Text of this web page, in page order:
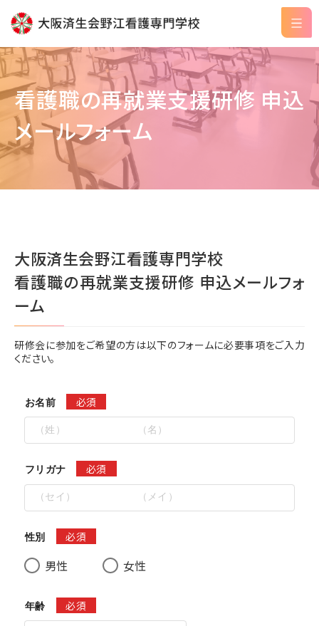
看護職の再就業支援研修 申込
メールフォーム
大阪済生会野江看護専門学校
看護職の再就業支援研修 申込メールフォ
ーム
研修会に参加をご希望の方は以下のフォームに必要事項をご入力
ください。
お名前 必須
フリガナ 必須
性別 必須
男性 女性
年齢 必須